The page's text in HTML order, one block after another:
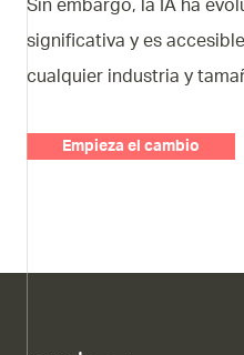
Sin embargo, la IA ha
significativa y es
cualquier industria y
Empieza el cambio